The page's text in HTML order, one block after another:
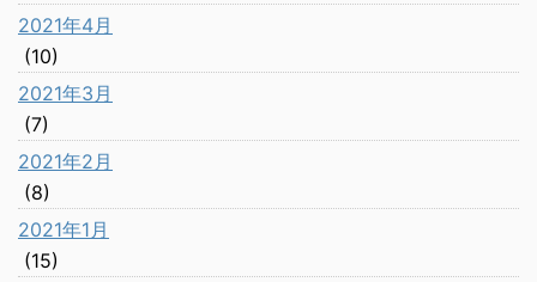
2021年4月
(10)
2021年3月
(7)
2021年2月
(8)
2021年1月
(15)